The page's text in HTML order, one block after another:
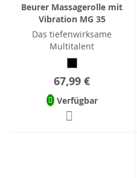
Beurer Massagerolle mit
Vibration MG 35
Das tiefenwirksame
Multitalent
67,99 €
Verfügbar